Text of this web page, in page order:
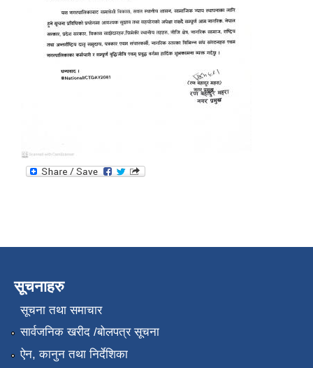
सूचनाहरु
सूचना तथा समाचार
सार्वजनिक खरीद /बोलपत्र सूचना
ऐन, कानुन तथा निर्देशिका